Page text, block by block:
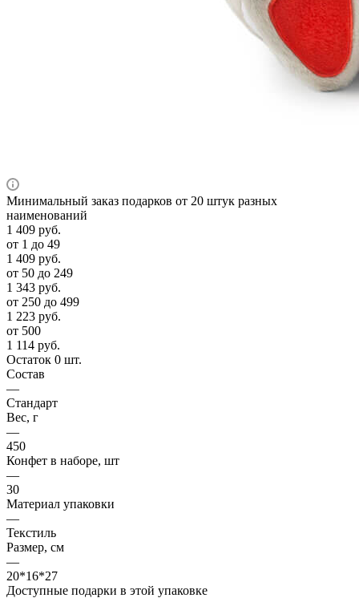
Минимальный заказ подарков от 20 штук разных
наименований
1 409 руб.
от 1 до 49
1 409 руб.
от 50 до 249
1 343 руб.
от 250 до 499
1 223 руб.
от 500
1 114 руб.
Остаток 0 шт.
Состав
—
Стандарт
Вес, г
—
450
Конфет в наборе, шт
—
30
Материал упаковки
—
Текстиль
Размер, см
—
20*16*27
Доступные подарки в этой упаковке